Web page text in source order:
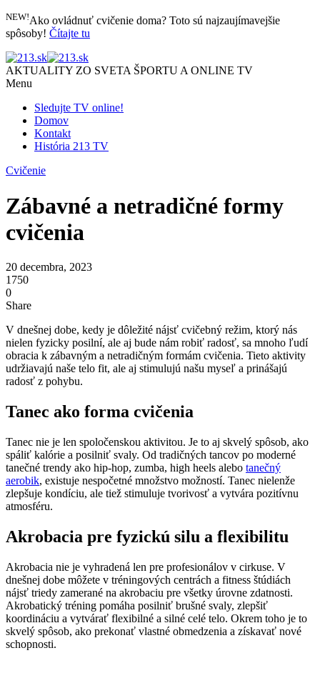
NEW!Ako ovládnuť cvičenie doma? Toto sú najzaujímavejšie
spôsoby! Čítajte tu
AKTUALITY ZO SVETA ŠPORTU A ONLINE TV
Menu
Sledujte TV online!
Domov
Kontakt
História 213 TV
Cvičenie
Zábavné a netradičné formy
cvičenia
20 decembra, 2023
1750
0
Share
V dnešnej dobe, kedy je dôležité nájsť cvičebný režim, ktorý nás
nielen fyzicky posilní, ale aj bude nám robiť radosť, sa mnoho ľudí
obracia k zábavným a netradičným formám cvičenia. Tieto aktivity
udržiavajú naše telo fit, ale aj stimulujú našu myseľ a prinášajú
radosť z pohybu.
Tanec ako forma cvičenia
Tanec nie je len spoločenskou aktivitou. Je to aj skvelý spôsob, ako
spáliť kalórie a posilniť svaly. Od tradičných tancov po moderné
tanečné trendy ako hip-hop, zumba, high heels alebo tanečný
aerobik, existuje nespočetné množstvo možností. Tanec nielenže
zlepšuje kondíciu, ale tiež stimuluje tvorivosť a vytvára pozitívnu
atmosféru.
Akrobacia pre fyzickú silu a flexibilitu
Akrobacia nie je vyhradená len pre profesionálov v cirkuse. V
dnešnej dobe môžete v tréningových centrách a fitness štúdiách
nájsť triedy zamerané na akrobaciu pre všetky úrovne zdatnosti.
Akrobatický tréning pomáha posilniť brušné svaly, zlepšiť
koordináciu a vytvárať flexibilné a silné celé telo. Okrem toho je to
skvelý spôsob, ako prekonať vlastné obmedzenia a získavať nové
schopnosti.